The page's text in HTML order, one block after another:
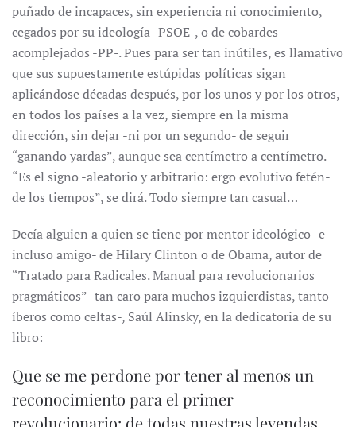
puñado de incapaces, sin experiencia ni conocimiento,
cegados por su ideología -PSOE-, o de cobardes
acomplejados -PP-. Pues para ser tan inútiles, es llamativo
que sus supuestamente estúpidas políticas sigan
aplicándose décadas después, por los unos y por los otros,
en todos los países a la vez, siempre en la misma
dirección, sin dejar -ni por un segundo- de seguir
“ganando yardas”, aunque sea centímetro a centímetro.
“Es el signo -aleatorio y arbitrario: ergo evolutivo fetén-
de los tiempos”, se dirá. Todo siempre tan casual…
Decía alguien a quien se tiene por mentor ideológico -e
incluso amigo- de Hilary Clinton o de Obama, autor de
“Tratado para Radicales. Manual para revolucionarios
pragmáticos” -tan caro para muchos izquierdistas, tanto
íberos como celtas-, Saúl Alinsky, en la dedicatoria de su
libro:
Que se me perdone por tener al menos un
reconocimiento para el primer
revolucionario: de todas nuestras leyendas,